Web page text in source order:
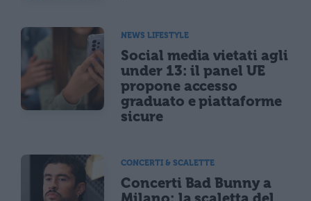
NEWS LIFESTYLE
Social media vietati agli
under 13: il panel UE
propone accesso
graduato e piattaforme
sicure
CONCERTI & SCALETTE
Concerti Bad Bunny a